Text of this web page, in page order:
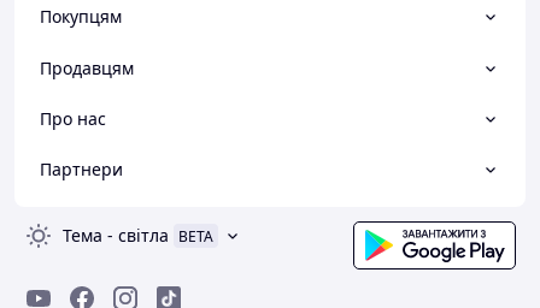
Покупцям
Продавцям
Про нас
Партнери
Тема - світла BETA